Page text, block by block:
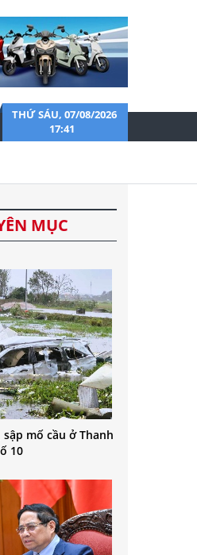
THỨ SÁU, 07/08/2026
17:41
MỤC
mố cầu ở Thanh
10